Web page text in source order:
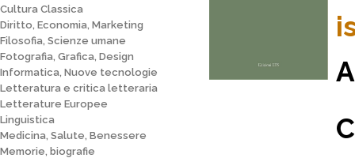
Cultura Classica
Diritto, Economia, Marketing
Filosofia, Scienze umane
Fotografia, Grafica, Design
Informatica, Nuove tecnologie
Letteratura e critica letteraria
Letterature Europee
Linguistica
Medicina, Salute, Benessere
Memorie, biografie